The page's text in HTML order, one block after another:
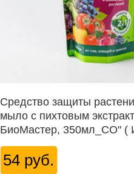
Средство защиты
мыло с пихтовым
БиоМастер, 350мл_СО" (
54 руб.